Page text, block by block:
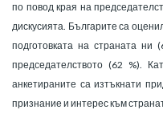
по повод края на
дискусията. Българите са
подготовката на страната
председателството (62 %).
анкетираните са изтъкнати
признание и интерес към